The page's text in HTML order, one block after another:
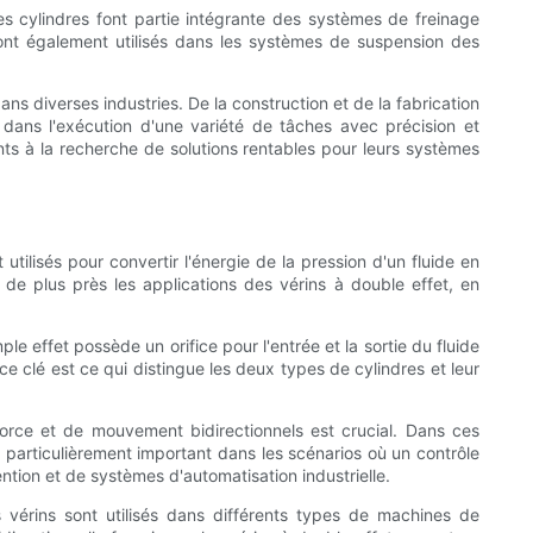
cylindres font partie intégrante des systèmes de freinage
également utilisés dans les systèmes de suspension des
diverses industries. De la construction et de la fabrication
l'exécution d'une variété de tâches avec précision et
à la recherche de solutions rentables pour leurs systèmes
pour convertir l'énergie de la pression d'un fluide en
plus près les applications des vérins à double effet, en
effet possède un orifice pour l'entrée et la sortie du fluide
clé est ce qui distingue les deux types de cylindres et leur
et de mouvement bidirectionnels est crucial. Dans ces
important dans les scénarios où un contrôle
et de systèmes d'automatisation industrielle.
sont utilisés dans différents types de machines de